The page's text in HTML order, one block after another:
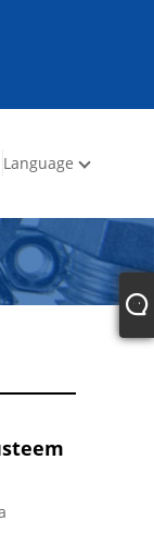
Language